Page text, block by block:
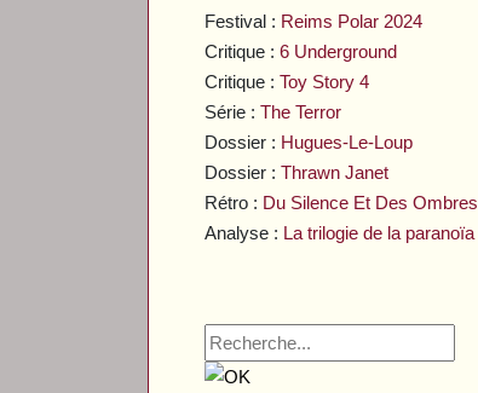
Festival : Reims Polar 2024
Critique :6 Underground
Critique :Toy Story 4
Série :The Terror
Dossier : Hugues-Le-Loup
Dossier :Thrawn Janet
Rétro : Du Silence Et Des Ombres
Analyse : La trilogie de la paranoïa